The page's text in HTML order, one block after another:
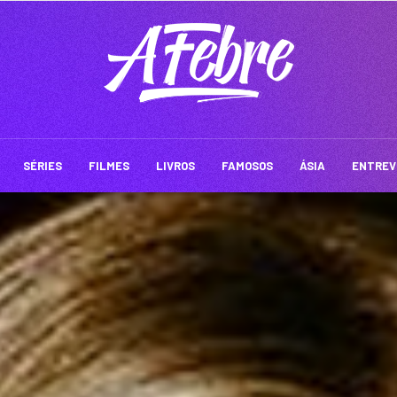
SÉRIES FILMES LIVROS FAMOSOS ÁSIA